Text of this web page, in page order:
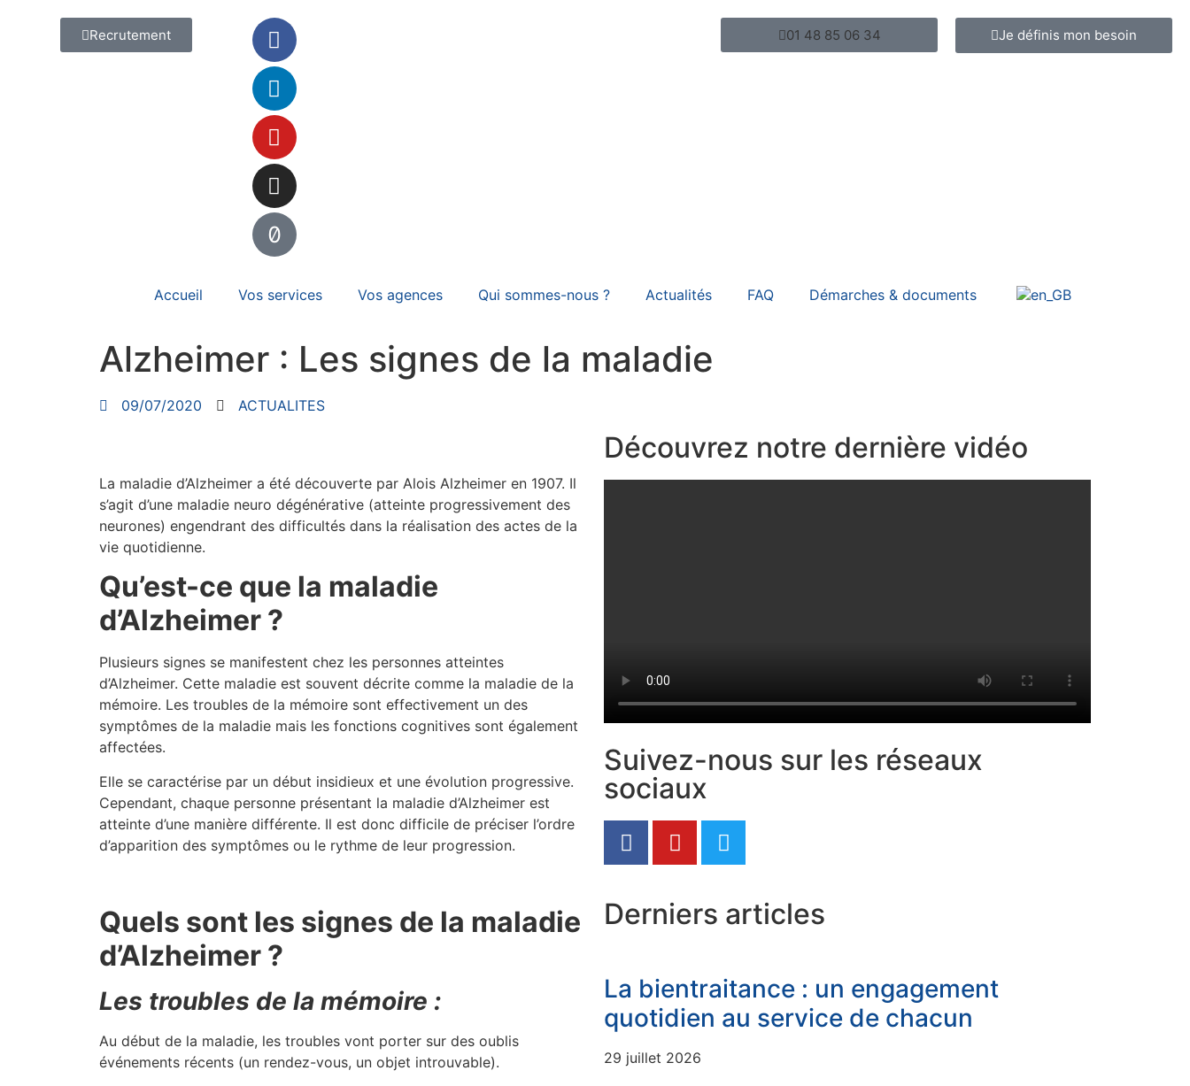
Recrutement 01 48 85 06 34 Je définis mon besoin
Accueil Vos services Vos agences Qui sommes-nous ? Actualités FAQ Démarches & documents
Alzheimer : Les signes de la maladie
09/07/2020 ACTUALITES
La maladie d’Alzheimer a été découverte par Alois Alzheimer en 1907. Il
s’agit d’une maladie neuro dégénérative (atteinte progressivement des
neurones) engendrant des difficultés dans la réalisation des actes de la
vie quotidienne.
Qu’est-ce que la maladie
d’Alzheimer ?
Plusieurs signes se manifestent chez les personnes atteintes
d’Alzheimer. Cette maladie est souvent décrite comme la maladie de la
mémoire. Les troubles de la mémoire sont effectivement un des
symptômes de la maladie mais les fonctions cognitives sont également
affectées.
Elle se caractérise par un début insidieux et une évolution progressive.
Cependant, chaque personne présentant la maladie d’Alzheimer est
atteinte d’une manière différente. Il est donc difficile de préciser l’ordre
d’apparition des symptômes ou le rythme de leur progression.
Quels sont les signes de la maladie
d’Alzheimer ?
Les troubles de la mémoire :
Au début de la maladie, les troubles vont porter sur des oublis
événements récents (un rendez-vous, un objet introuvable).
Découvrez notre dernière vidéo
Suivez-nous sur les réseaux
sociaux
Derniers articles
La bientraitance : un engagement
quotidien au service de chacun
29 juillet 2026